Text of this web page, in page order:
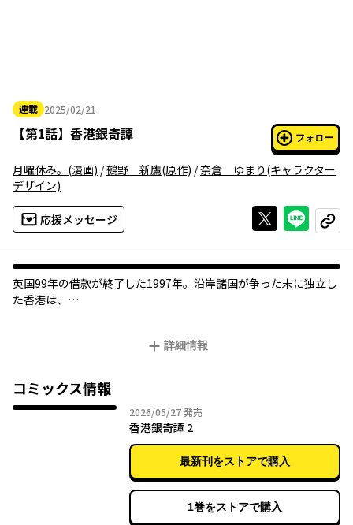
連載 2025/02/21
2025年02月21日
【第1話】 香港銀奇譚 フォロー
月曜休み。 (漫画) /鵺野 新鷹(原作) /奈倉 ゆまり (キャラクター
デザイン)
応援メッセージ Xで投稿する
ライン
コピー
英国99年の借款が終了した1997年。沿岸諸国が争った末に独立し
た香港は、
仙人になる素質があり日本を旅立ち香港にきた俺。
スパルタな仙女。
仙人に妖怪、武術に仙術。命のやり取りが日常。
天空街都・香港で繰り広げる、中華バトルファンタジー！
詳細情報
コミックス情報
2026/05/272026年05月27日
発売
香港銀奇譚 2
最新刊をストアで購入
1巻をストアで購入